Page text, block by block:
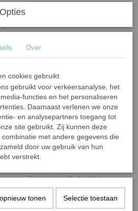
Het oppervlak is glad en egaal en
levendige kleur. Door de brede selectie
Met een dikte 4 mm.
onderdeel van de overige mini colroful
combineren met alle glas mozaïek
raden wij de
wieltjestang aan.
0,05 Kg
50 gram (circa 85 steentjes)
4 mm
Over
cookies gebruikt
gebruikt voor verkeersanalyse, het
functies en het personaliseren
Daarnaast verlenen we onze
en analysepartners toegang tot
site gebruikt. Zij kunnen deze
met andere gegevens die
door uw gebruik van hun
verstrekt.
tonen Selectie toestaan